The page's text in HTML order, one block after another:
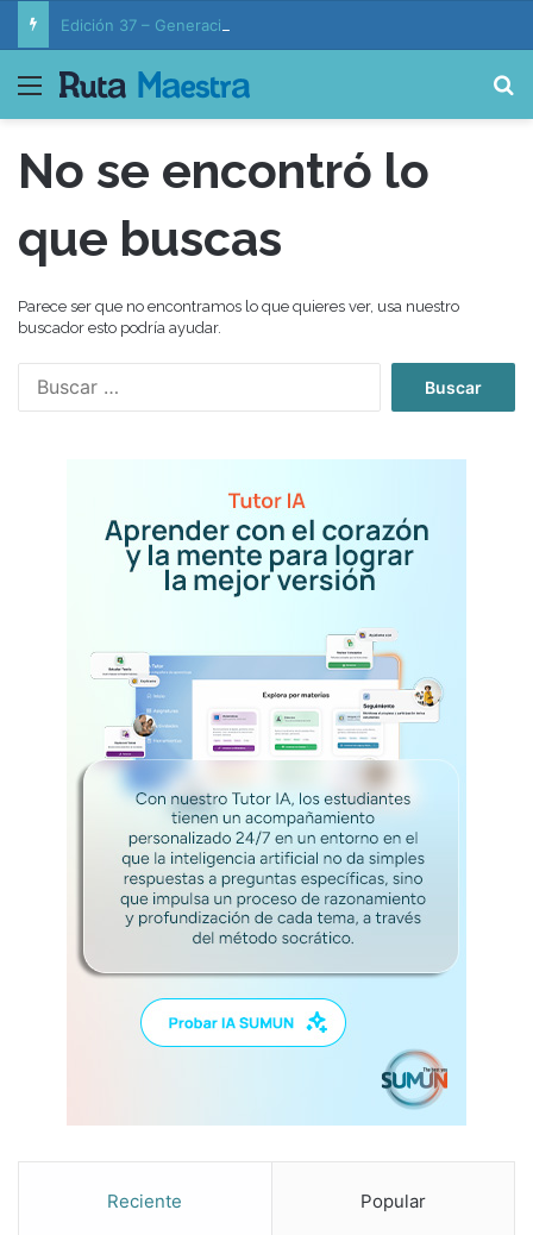
Menú
No se encontró lo
que buscas
Parece ser que no encontramos lo que quieres ver, usa nuestro
buscador esto podría ayudar.
:
Reciente Popular